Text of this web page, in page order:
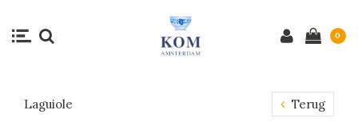
0
Laguiole Terug